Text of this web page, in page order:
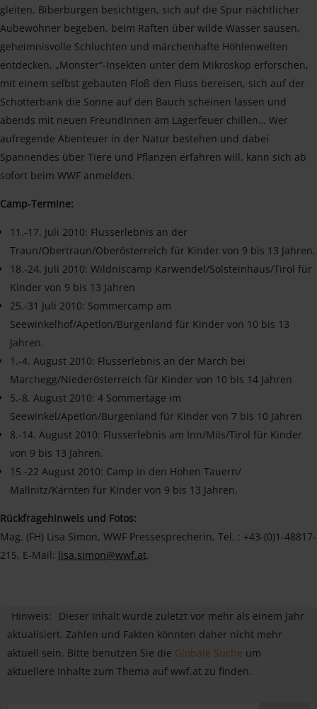
gleiten, Biberburgen besichtigen, sich auf die Spur nächtlicher
Aubewohner begeben, beim Raften über wilde Wasser sausen,
geheimnisvolle Schluchten und märchenhafte Höhlenwelten
entdecken, „Monster“-Insekten unter dem Mikroskop erforschen,
mit einem selbst gebauten Floß den Fluss bereisen, sich auf der
Schotterbank die Sonne auf den Bauch scheinen lassen und
abends mit neuen FreundInnen am Lagerfeuer chillen… Wer
aufregende Abenteuer in der Natur bestehen und dabei
Spannendes über Tiere und Pflanzen erfahren will, kann sich ab
sofort beim WWF anmelden.
Camp-Termine:
11.-17. Juli 2010: Flusserlebnis an der
Traun/Obertraun/Oberösterreich für Kinder von 9 bis 13 Jahren.
18.-24. Juli 2010: Wildniscamp Karwendel/Solsteinhaus/Tirol für
Kinder von 9 bis 13 Jahren
25.-31 Juli 2010: Sommercamp am
Seewinkelhof/Apetlon/Burgenland für Kinder von 10 bis 13
Jahren.
1.-4. August 2010: Flusserlebnis an der March bei
Marchegg/Niederösterreich für Kinder von 10 bis 14 Jahren
5.-8. August 2010: 4 Sommertage im
Seewinkel/Apetlon/Burgenland für Kinder von 7 bis 10 Jahren
8.-14. August 2010: Flusserlebnis am Inn/Mils/Tirol für Kinder
von 9 bis 13 Jahren.
15.-22 August 2010: Camp in den Hohen Tauern/
Mallnitz/Kärnten für Kinder von 9 bis 13 Jahren.
Rückfragehinweis und Fotos:
Mag. (FH) Lisa Simon, WWF Pressesprecherin, Tel. : +43-(0)1-48817-
215, E-Mail: lisa.simon@wwf.at.
Hinweis:
Dieser Inhalt wurde zuletzt vor mehr als einem Jahr
aktualisiert. Zahlen und Fakten könnten daher nicht mehr
aktuell sein. Bitte benutzen Sie die Globale Suche um
aktuellere Inhalte zum Thema auf wwf.at zu finden.